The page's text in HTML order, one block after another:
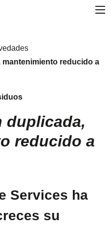
reducido a
duplicada,
reducido a
Services ha
su